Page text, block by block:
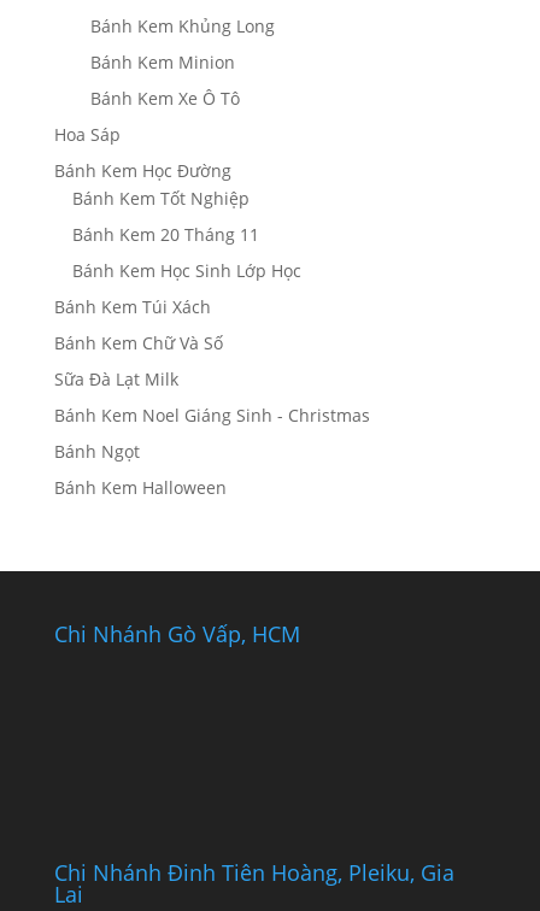
Bánh Kem Khủng Long
Bánh Kem Minion
Bánh Kem Xe Ô Tô
Hoa Sáp
Bánh Kem Học Đường
Bánh Kem Tốt Nghiệp
Bánh Kem 20 Tháng 11
Bánh Kem Học Sinh Lớp Học
Bánh Kem Túi Xách
Bánh Kem Chữ Và Số
Sữa Đà Lạt Milk
Bánh Kem Noel Giáng Sinh - Christmas
Bánh Ngọt
Bánh Kem Halloween
Chi Nhánh Gò Vấp, HCM
Chi Nhánh Đinh Tiên Hoàng, Pleiku, Gia
Lai